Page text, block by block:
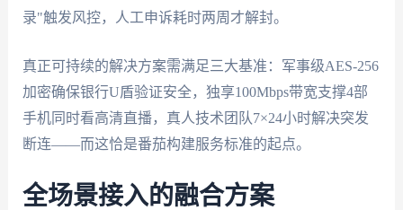
录"触发风控，人工申诉耗时两周才解封。
真正可持续的解决方案需满足三大基准：军事级AES-256
加密确保银行U盾验证安全，独享100Mbps带宽支撑4部
手机同时看高清直播，真人技术团队7×24小时解决突发
断连——而这恰是番茄构建服务标准的起点。
全场景接入的融合方案